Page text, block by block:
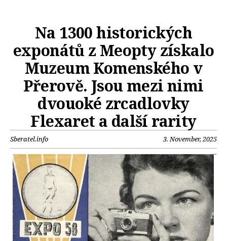
Na 1300 historických
exponátů z Meopty získalo
Muzeum Komenského v
Přerově. Jsou mezi nimi
dvouoké zrcadlovky
Flexaret a další rarity
Sberatel.info 3. November, 2025